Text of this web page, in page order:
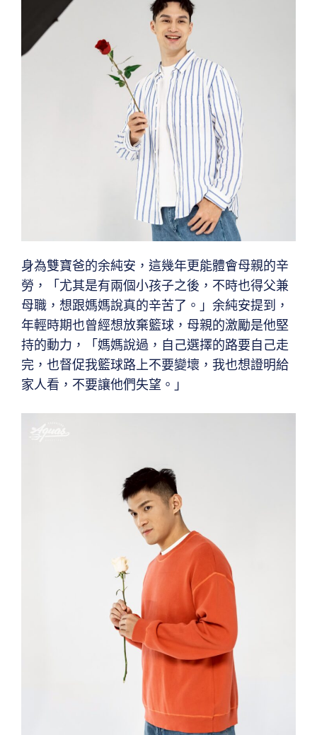
身為雙寶爸的余純安，這幾年更能體會母親的辛
勞，「尤其是有兩個小孩子之後，不時也得父兼
母職，想跟媽媽說真的辛苦了。」余純安提到，
年輕時期也曾經想放棄籃球，母親的激勵是他堅
持的動力，「媽媽說過，自己選擇的路要自己走
完，也督促我籃球路上不要變壞，我也想證明給
家人看，不要讓他們失望。」